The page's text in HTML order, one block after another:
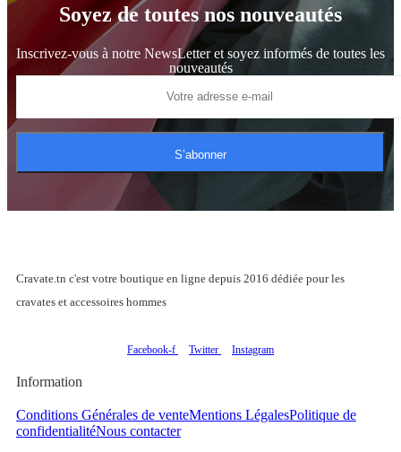
Soyez de toutes nos nouveautés
Inscrivez-vous à notre NewsLetter et soyez informés de toutes les
nouveautés
S’abonner
Cravate.tn c'est votre boutique en ligne depuis 2016 dédiée pour les
cravates et accessoires hommes
Facebook-f Twitter Instagram
Information
Conditions Générales de venteMentions LégalesPolitique de
confidentialitéNous contacter